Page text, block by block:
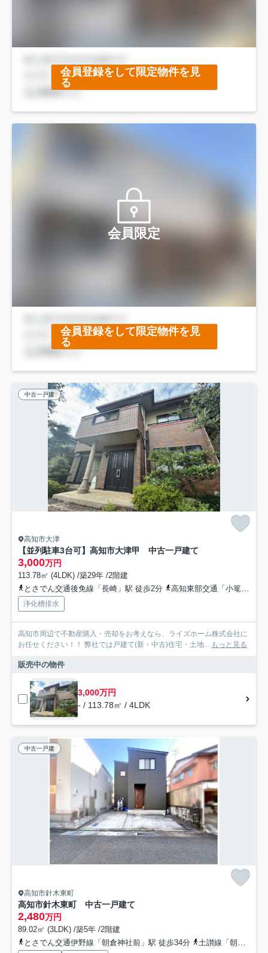
会員登録をして限定物件を見
る
会員限定
会員登録をして限定物件を見
る
中古一戸建
高知市大津
【並列駐車3台可】高知市大津甲 中古一戸建て
3,000万円
113.78㎡ (4LDK) /築29年 /2階建
とさでん交通後免線「長崎」駅 徒歩2分
高知東部交通「小篭通（バス）」バス停下車 徒歩6分
浄化槽排水
高知市周辺で不動産購入・売却をお考えなら、ライズホーム株式会社に
お任せください！！ 弊社では戸建て(新・中古)住宅・土地... もっと見る
販売中の物件
3,000万円
- / 113.78㎡ / 4LDK
中古一戸建
高知市針木東町
高知市針木東町 中古一戸建て
2,480万円
89.02㎡ (3LDK) /築5年 /2階建
とさでん交通伊野線「朝倉神社前」駅 徒歩34分
土讃線「朝倉」駅 徒歩35分